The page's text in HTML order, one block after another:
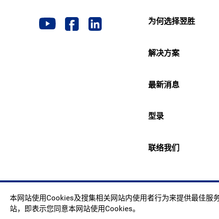
为何选择翌胜
解决方案
最新消息
型录
联络我们
本网站使用Cookies及搜集相关网站内使用者行为来提供最佳服
站，即表示您同意本网站使用Cookies。